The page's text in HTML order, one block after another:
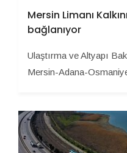
Mersin Limanı
bağlanıyor
Ulaştırma ve Altyapı
Mersin-Adana-